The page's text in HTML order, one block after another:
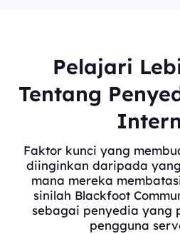
Pelajari
Tentang
Faktor kunci yang
diinginkan daripada
mana mereka
sinilah Blackfoot
sebagai penyedia yang
pengguna